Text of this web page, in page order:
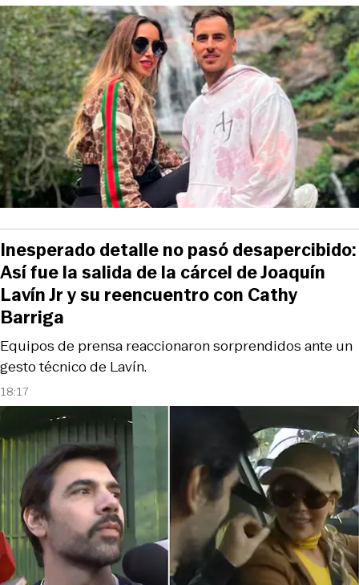
18:17
Equipos de prensa reaccionaron sorprendidos ante un
gesto técnico de Lavín.
Inesperado detalle no pasó desapercibido:
Así fue la salida de la cárcel de Joaquín
Lavín Jr y su reencuentro con Cathy
Barriga